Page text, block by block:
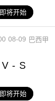
即将开始
08-09 巴西甲
V - S
即将开始